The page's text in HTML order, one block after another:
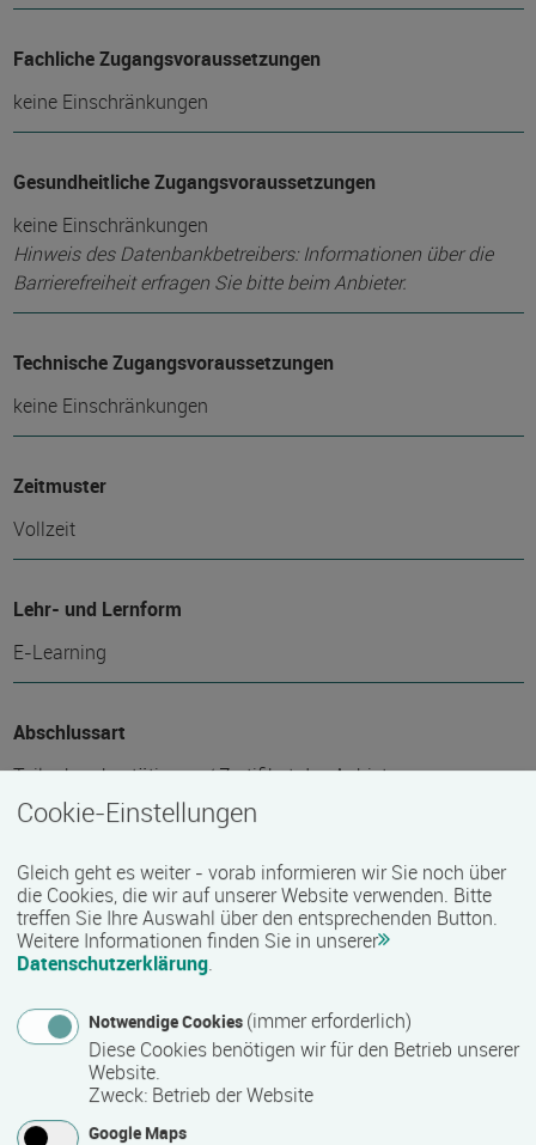
Fachliche Zugangsvoraussetzungen
keine Einschränkungen
Gesundheitliche Zugangsvoraussetzungen
keine Einschränkungen
Hinweis des Datenbankbetreibers: Informationen über die
Barrierefreiheit erfragen Sie bitte beim Anbieter.
Technische Zugangsvoraussetzungen
keine Einschränkungen
Zeitmuster
Vollzeit
Lehr- und Lernform
E-Learning
Abschlussart
Teilnahmebestätigung / Zertifikat des Anbieters
688 Stunde(n)
Termin
Termine auf Anfrage
Bemerkungen zum Termin
Cookie-Einstellungen
Gleich geht es weiter - vorab informieren wir Sie noch über
die Cookies, die wir auf unserer Website verwenden. Bitte
treffen Sie Ihre Auswahl über den entsprechenden Button.
Weitere Informationen finden Sie in unserer
Datenschutzerklärung.
Notwendige Cookies (immer erforderlich)
Diese Cookies benötigen wir für den Betrieb unserer
Website.
Zweck: Betrieb der Website
Google Maps